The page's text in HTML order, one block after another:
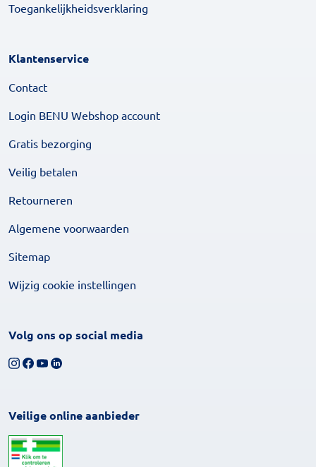
Toegankelijkheidsverklaring
Klantenservice
Contact
Login BENU Webshop account
Gratis bezorging
Veilig betalen
Retourneren
Algemene voorwaarden
Sitemap
Wijzig cookie instellingen
Volg ons op social media
Volg ons op Instagram
Volg ons op Facebook
Bekijk ons YouTube-kanaal
Volg ons op LinkedIn
Veilige online aanbieder